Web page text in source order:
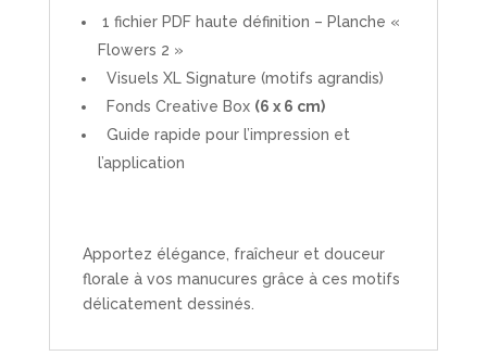
1 fichier PDF haute définition – Planche «
Flowers 2 »
Visuels XL Signature (motifs agrandis)
Fonds Creative Box (6 x 6 cm)
Guide rapide pour l’impression et
l’application
Apportez élégance, fraîcheur et douceur
florale à vos manucures grâce à ces motifs
délicatement dessinés.